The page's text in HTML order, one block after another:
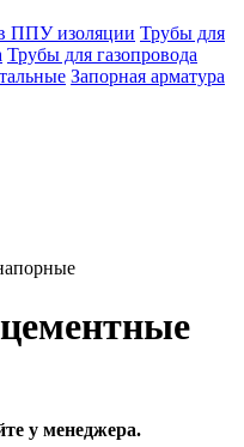
ППУ изоляции Трубы для
Трубы для газопровода
Запорная арматура
у менеджера.